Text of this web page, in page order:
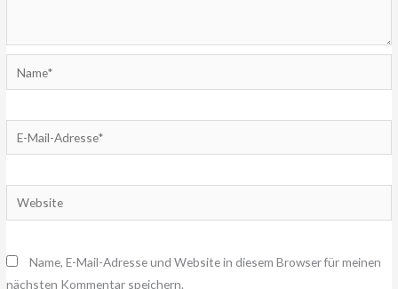
Mail-
Website
Name, E-Mail-Adresse und Website in diesem Browser für meinen
nächsten Kommentar speichern.